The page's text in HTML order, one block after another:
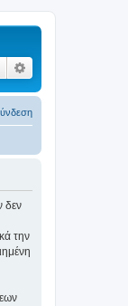
Αναζήτηση
δεν
την